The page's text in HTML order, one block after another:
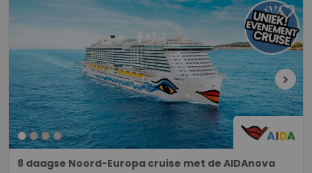
favorite
chevron_right
8 daagse Noord-Europa cruise met de AIDAnova